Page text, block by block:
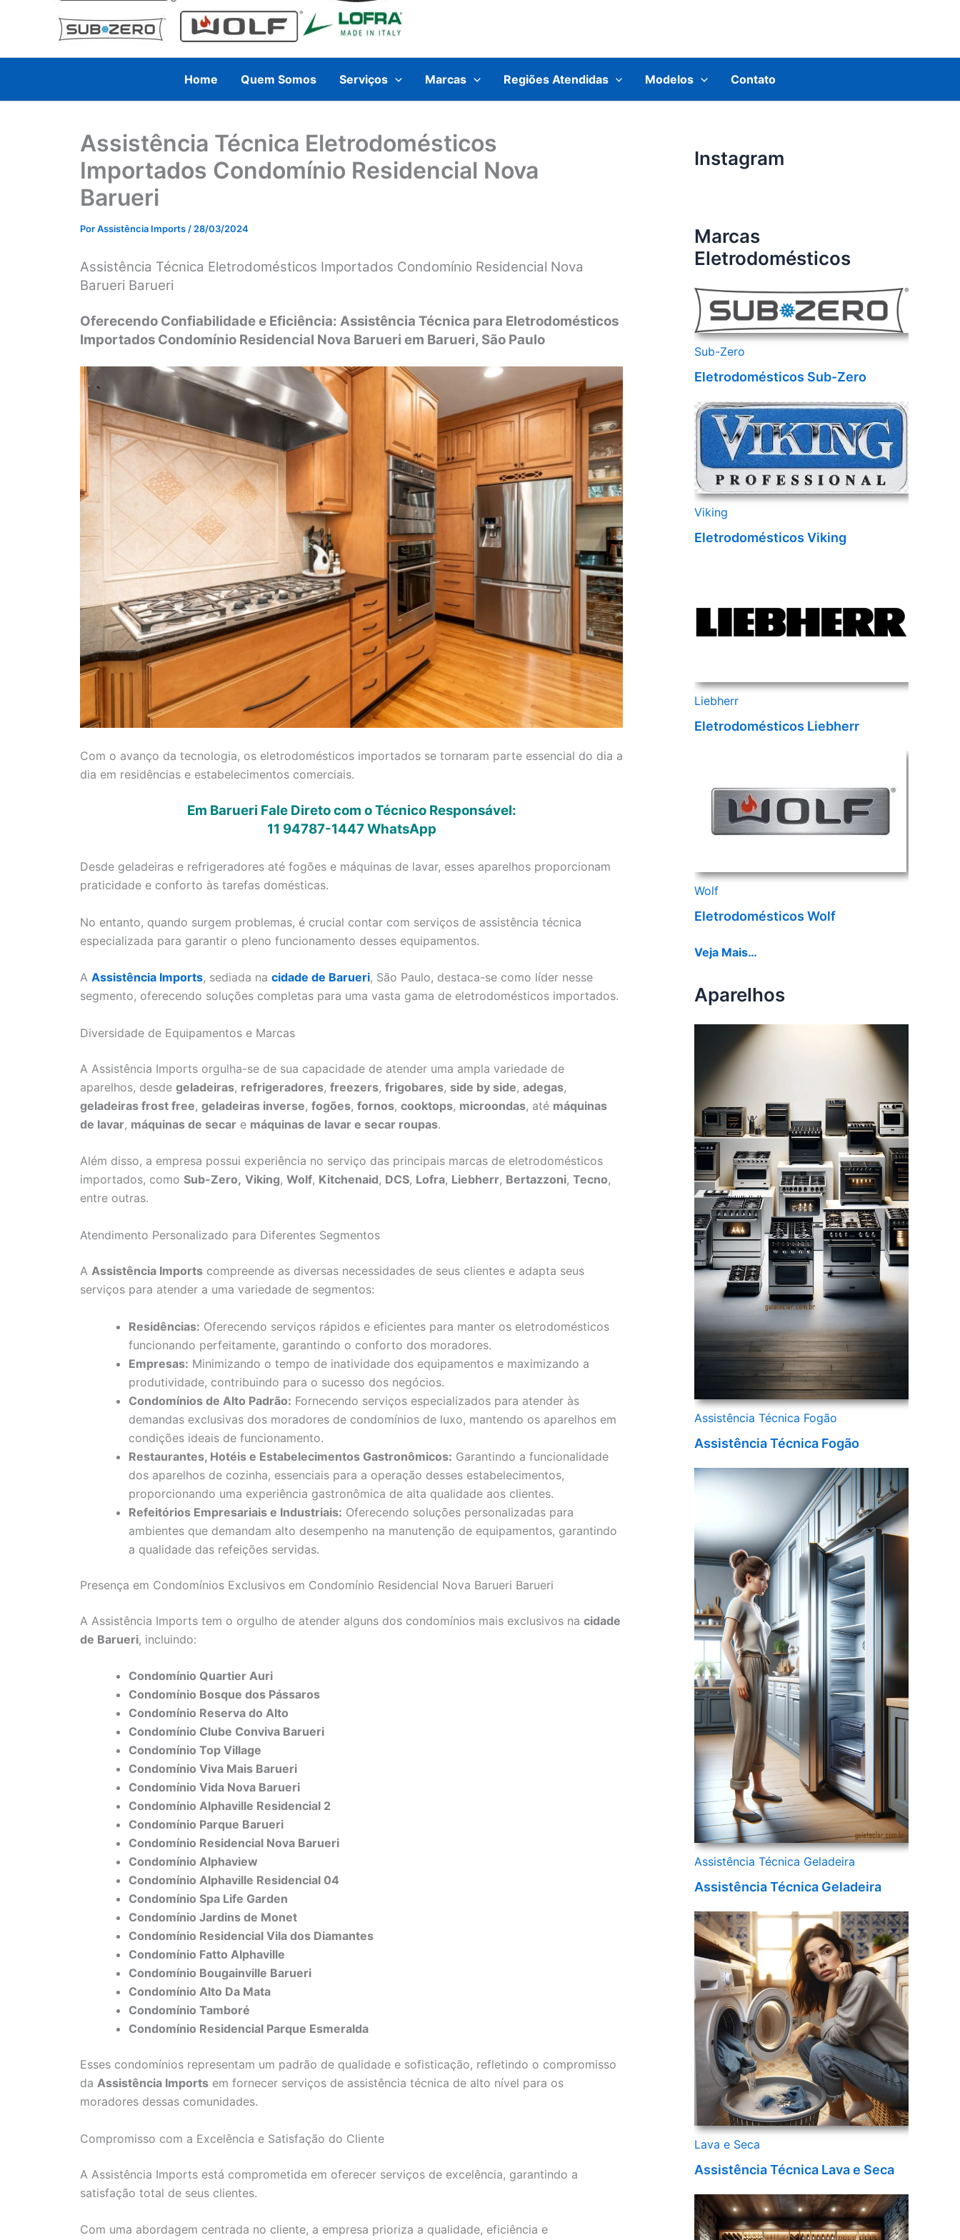
Home Quem Somos Serviços Marcas Regiões Atendidas Modelos Contato
Assistência Técnica Eletrodomésticos
Importados Condomínio Residencial Nova
Barueri
PorAssistência Imports / 28/03/2024
Assistência Técnica Eletrodomésticos Importados Condomínio Residencial Nova
Barueri Barueri
Oferecendo Confiabilidade e Eficiência: Assistência Técnica para Eletrodomésticos
Importados Condomínio Residencial Nova Barueri em Barueri, São Paulo
Com o avanço da tecnologia, os eletrodomésticos importados se tornaram parte essencial do dia a
dia em residências e estabelecimentos comerciais.
Em Barueri Fale Direto com o Técnico Responsável:
11 94787-1447WhatsApp
Desde geladeiras e refrigeradores até fogões e máquinas de lavar, esses aparelhos proporcionam
praticidade e conforto às tarefas domésticas.
No entanto, quando surgem problemas, é crucial contar com serviços de assistência técnica
especializada para garantir o pleno funcionamento desses equipamentos.
A Assistência Imports, sediada na cidade de Barueri, São Paulo, destaca-se como líder nesse
segmento, oferecendo soluções completas para uma vasta gama de eletrodomésticos importados.
Diversidade de Equipamentos e Marcas
A Assistência Imports orgulha-se de sua capacidade de atender uma ampla variedade de
aparelhos, desde geladeiras, refrigeradores, freezers, frigobares, side by side, adegas,
geladeiras frost free, geladeiras inverse, fogões, fornos, cooktops, microondas, até máquinas
de lavar, máquinas de secar e máquinas de lavar e secar roupas.
Além disso, a empresa possui experiência no serviço das principais marcas de eletrodomésticos
importados, como Sub-Zero, Viking, Wolf, Kitchenaid, DCS, Lofra, Liebherr, Bertazzoni, Tecno,
entre outras.
Atendimento Personalizado para Diferentes Segmentos
A Assistência Imports compreende as diversas necessidades de seus clientes e adapta seus
serviços para atender a uma variedade de segmentos:
Residências: Oferecendo serviços rápidos e eficientes para manter os eletrodomésticos
funcionando perfeitamente, garantindo o conforto dos moradores.
Empresas: Minimizando o tempo de inatividade dos equipamentos e maximizando a
produtividade, contribuindo para o sucesso dos negócios.
Condomínios de Alto Padrão: Fornecendo serviços especializados para atender às
demandas exclusivas dos moradores de condomínios de luxo, mantendo os aparelhos em
condições ideais de funcionamento.
Restaurantes, Hotéis e Estabelecimentos Gastronômicos: Garantindo a funcionalidade
dos aparelhos de cozinha, essenciais para a operação desses estabelecimentos,
proporcionando uma experiência gastronômica de alta qualidade aos clientes.
Refeitórios Empresariais e Industriais: Oferecendo soluções personalizadas para
ambientes que demandam alto desempenho na manutenção de equipamentos, garantindo
a qualidade das refeições servidas.
Presença em Condomínios Exclusivos em Condomínio Residencial Nova Barueri Barueri
A Assistência Imports tem o orgulho de atender alguns dos condomínios mais exclusivos na cidade
de Barueri, incluindo:
Condomínio Quartier Auri
Condomínio Bosque dos Pássaros
Condomínio Reserva do Alto
Condomínio Clube Conviva Barueri
Condomínio Top Village
Condomínio Viva Mais Barueri
Condomínio Vida Nova Barueri
Condomínio Alphaville Residencial 2
Condomínio Parque Barueri
Condomínio Residencial Nova Barueri
Condomínio Alphaview
Condomínio Alphaville Residencial 04
Condomínio Spa Life Garden
Condomínio Jardins de Monet
Condomínio Residencial Vila dos Diamantes
Condomínio Fatto Alphaville
Condomínio Bougainville Barueri
Condomínio Alto Da Mata
Condomínio Tamboré
Condomínio Residencial Parque Esmeralda
Esses condomínios representam um padrão de qualidade e sofisticação, refletindo o compromisso
da Assistência Imports em fornecer serviços de assistência técnica de alto nível para os
moradores dessas comunidades.
Compromisso com a Excelência e Satisfação do Cliente
A Assistência Imports está comprometida em oferecer serviços de excelência, garantindo a
satisfação total de seus clientes.
Com uma abordagem centrada no cliente, a empresa prioriza a qualidade, eficiência e
Instagram
Marcas
Eletrodomésticos
Sub-Zero
Eletrodomésticos Sub-Zero
Viking
Eletrodomésticos Viking
Liebherr
Eletrodomésticos Liebherr
Wolf
Eletrodomésticos Wolf
Veja Mais…
Aparelhos
Assistência Técnica Fogão
Assistência Técnica Fogão
Assistência Técnica Geladeira
Assistência Técnica Geladeira
Lava e Seca
Assistência Técnica Lava e Seca